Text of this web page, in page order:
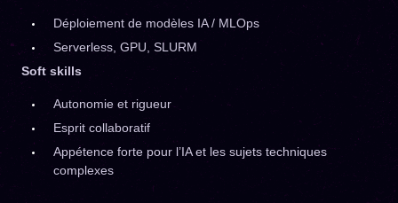
Déploiement de modèles IA / MLOps
Serverless, GPU, SLURM
Soft skills
Autonomie et rigueur
Esprit collaboratif
Appétence forte pour l’IA et les sujets techniques
complexes